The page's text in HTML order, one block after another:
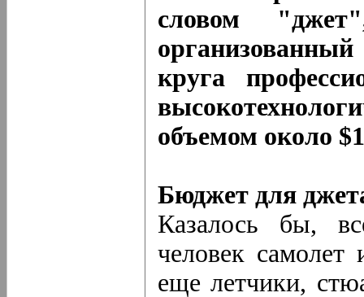
словом
круга
объемом около
Бюджет для
Казалось бы,
человек самолет
еще летчики,